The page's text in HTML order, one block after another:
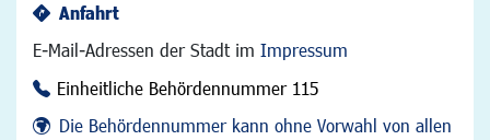
Anfahrt
E-Mail-Adressen der Stadt im Impressum
Einheitliche Behördennummer 115
Die Behördennummer kann ohne Vorwahl von allen